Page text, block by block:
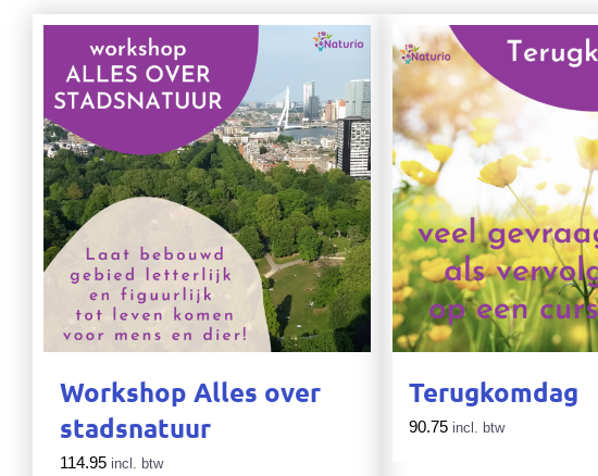
Workshop Alles over
stadsnatuur
114.95 incl. btw
Terugkomdag
90.75 incl. btw